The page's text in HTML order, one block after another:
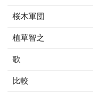
桜木軍団
植草智之
歌
比較